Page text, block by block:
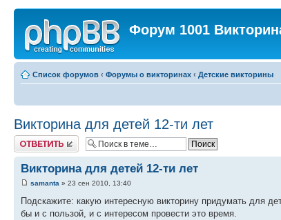
Форум 1001
Список форумов ‹ Форумы о викторинах ‹ Детские викторины
Викторина для детей 12-ти лет
Ответить
Викторина для детей 12-ти лет
samanta » 23 сен 2010, 13:40
Подскажите: какую интересную викторину придумать для
бы и с пользой, и с интересом провести это время.